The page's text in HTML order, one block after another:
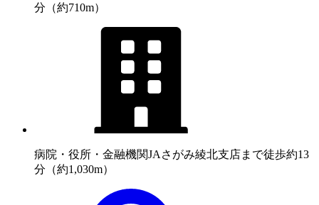
分（約710m）
病院・役所・金融機関JAさがみ綾北支店まで徒歩約13
分（約1,030m）